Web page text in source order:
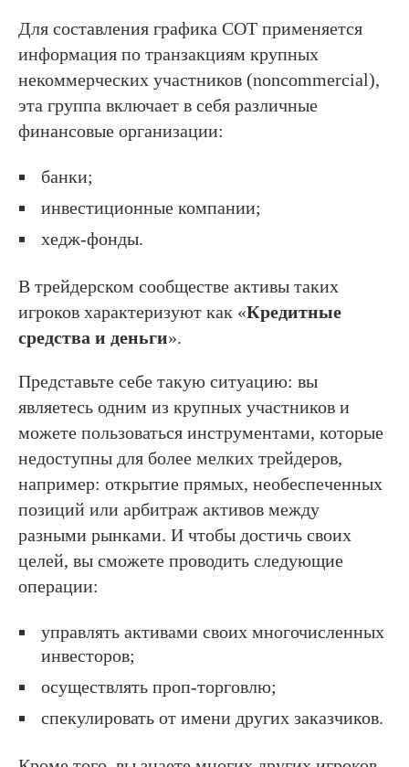
Для составления графика COT применяется
информация по транзакциям крупных
некоммерческих участников (noncommercial),
эта группа включает в себя различные
финансовые организации:
банки;
инвестиционные компании;
хедж-фонды.
В трейдерском сообществе активы таких
игроков характеризуют как «Кредитные
средства и деньги».
Представьте себе такую ситуацию: вы
являетесь одним из крупных участников и
можете пользоваться инструментами, которые
недоступны для более мелких трейдеров,
например: открытие прямых, необеспеченных
позиций или арбитраж активов между
разными рынками. И чтобы достичь своих
целей, вы сможете проводить следующие
операции:
управлять активами своих многочисленных
инвесторов;
осуществлять проп-торговлю;
спекулировать от имени других заказчиков.